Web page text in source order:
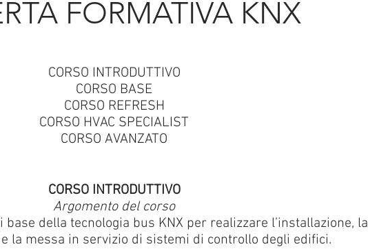
FORMATIVA KNX
CORSO INTRODUTTIVO
CORSO BASE
CORSO REFRESH
CORSO HVAC SPECIALIST
CORSO AVANZATO
CORSO INTRODUTTIVO
Argomento del corso
della tecnologia bus KNX per realizzare l’installazione, la
la messa in servizio di sistemi di controllo degli edifici.